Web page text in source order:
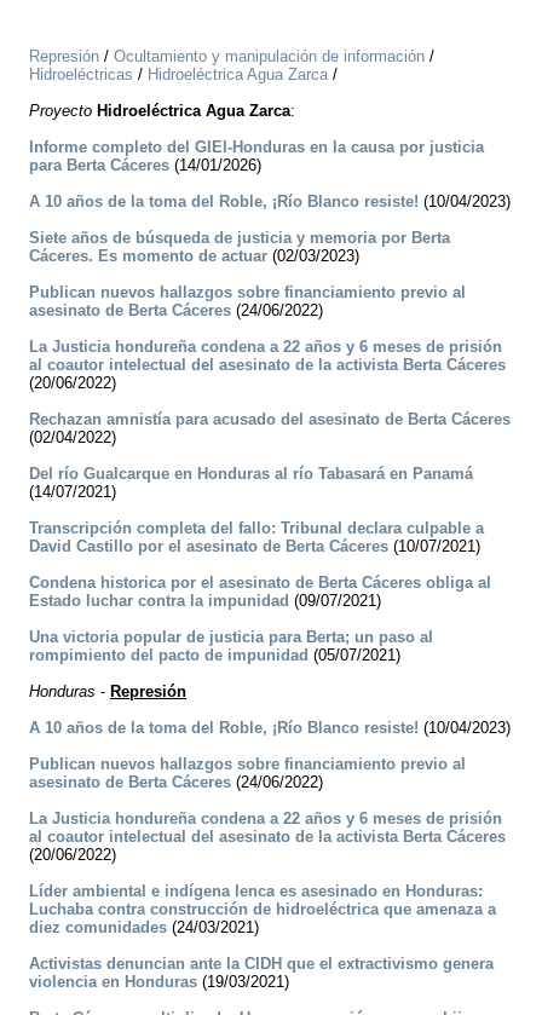
Represión / Ocultamiento y manipulación de información /
Hidroeléctricas / Hidroeléctrica Agua Zarca/
Proyecto Hidroeléctrica Agua Zarca:
Informe completo del GIEI-Honduras en la causa por justicia
para Berta Cáceres (14/01/2026)
A 10 años de la toma del Roble, ¡Río Blanco resiste! (10/04/2023)
Siete años de búsqueda de justicia y memoria por Berta
Cáceres. Es momento de actuar (02/03/2023)
Publican nuevos hallazgos sobre financiamiento previo al
asesinato de Berta Cáceres (24/06/2022)
La Justicia hondureña condena a 22 años y 6 meses de prisión
al coautor intelectual del asesinato de la activista Berta Cáceres
(20/06/2022)
Rechazan amnistía para acusado del asesinato de Berta Cáceres
(02/04/2022)
Del río Gualcarque en Honduras al río Tabasará en Panamá
(14/07/2021)
Transcripción completa del fallo: Tribunal declara culpable a
David Castillo por el asesinato de Berta Cáceres (10/07/2021)
Condena historica por el asesinato de Berta Cáceres obliga al
Estado luchar contra la impunidad (09/07/2021)
Una victoria popular de justicia para Berta; un paso al
rompimiento del pacto de impunidad (05/07/2021)
Honduras - Represión
A 10 años de la toma del Roble, ¡Río Blanco resiste! (10/04/2023)
Publican nuevos hallazgos sobre financiamiento previo al
asesinato de Berta Cáceres (24/06/2022)
La Justicia hondureña condena a 22 años y 6 meses de prisión
al coautor intelectual del asesinato de la activista Berta Cáceres
(20/06/2022)
Líder ambiental e indígena lenca es asesinado en Honduras:
Luchaba contra construcción de hidroeléctrica que amenaza a
diez comunidades (24/03/2021)
Activistas denuncian ante la CIDH que el extractivismo genera
violencia en Honduras (19/03/2021)